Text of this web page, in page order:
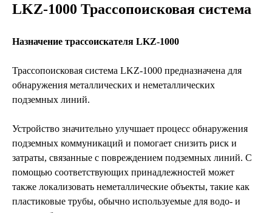
LKZ-1000 Трассопоисковая система
Назначение трассоискателя LKZ-1000
Трассопоисковая система LKZ-1000 предназначена для
обнаружения металлических и неметаллических
подземных линий.
Устройство значительно улучшает процесс обнаружения
подземных коммуникаций и помогает снизить риск и
затраты, связанные с повреждением подземных линий. С
помощью соответствующих принадлежностей может
также локализовать неметаллические объекты, такие как
пластиковые трубы, обычно используемые для водо‐ и